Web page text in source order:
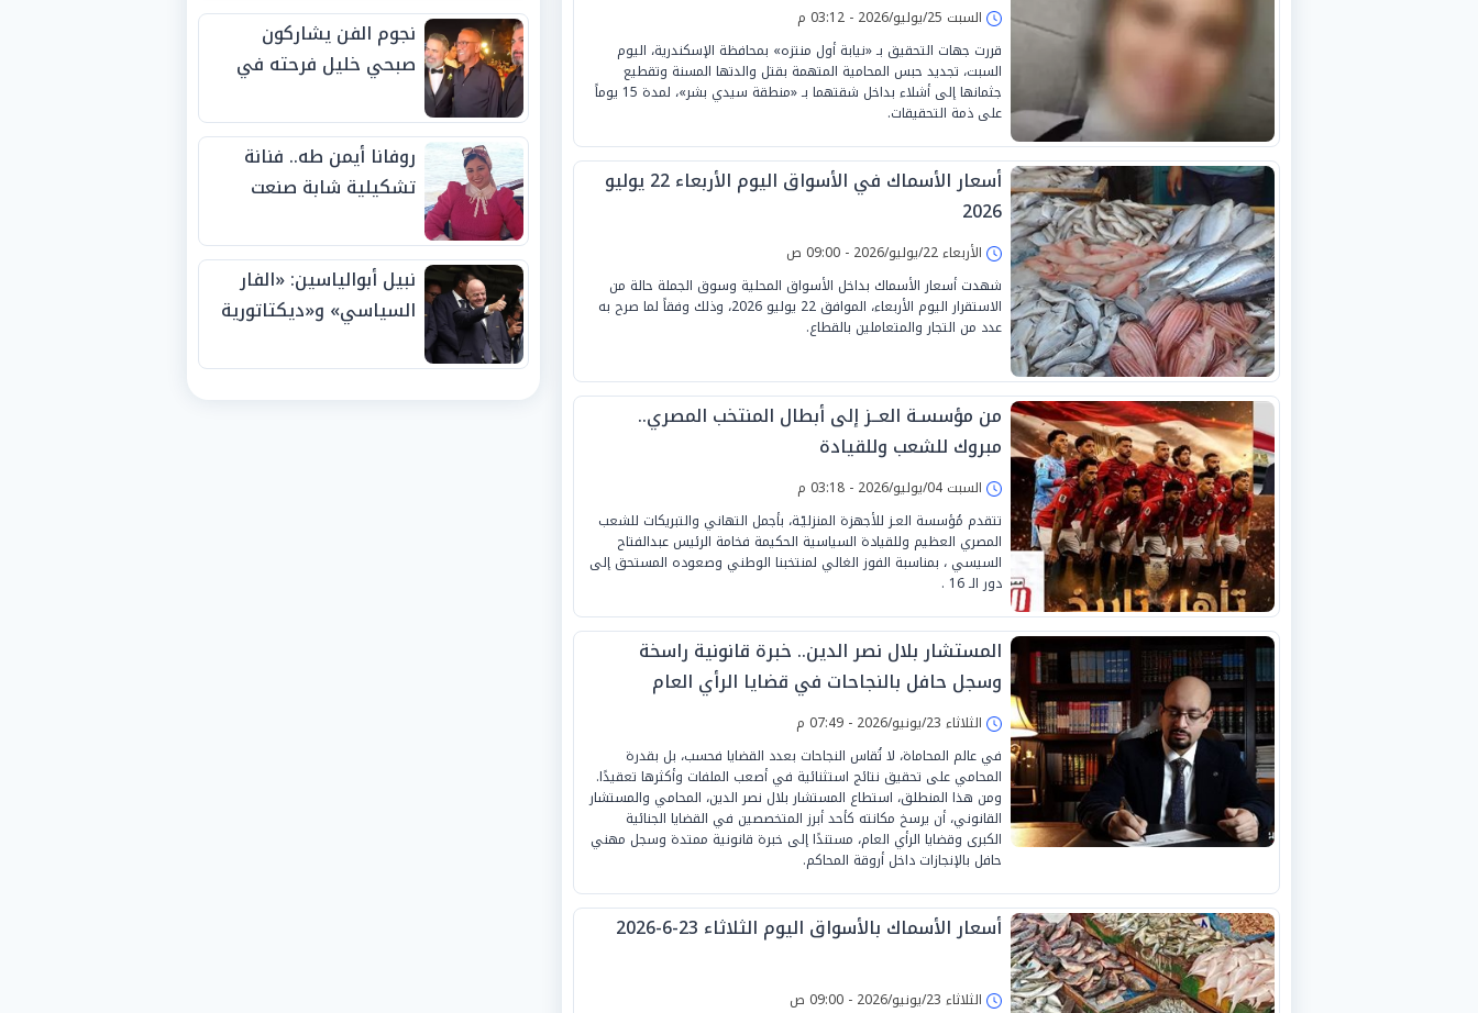
السبت 25/يوليو/2026 - 03:12 م
قررت جهات التحقيق بـ «نيابة أول منتزه» بمحافظة الإسكندرية، اليوم
السبت، تجديد حبس المحامية المتهمة بقتل والدتها المسنة وتقطيع
جثمانها إلى أشلاء بداخل شقتهما بـ «منطقة سيدي بشر»، لمدة 15 يوماً
على ذمة التحقيقات.
أسعار الأسماك في الأسواق اليوم الأربعاء 22 يوليو
2026
الأربعاء 22/يوليو/2026 - 09:00 ص
شهدت أسعار الأسماك بداخل الأسواق المحلية وسوق الجملة حالة من
الاستقرار اليوم الأربعاء، الموافق 22 يوليو 2026، وذلك وفقاً لما صرح به
عدد من التجار والمتعاملين بالقطاع.
من مؤسسـة العــز إلى أبطال المنتخب المصري..
مبروك للشعب وللقيادة
السبت 04/يوليو/2026 - 03:18 م
تتقدم مُؤسسة العـز للأجهزة المنزليّـة، بأجمل التهاني والتبريكات للشعب
المصري العظيم وللقيادة السياسية الحكيمة فخامة الرئيس عبدالفتاح
السيسي ، بمناسبة الفوز الغالي لمنتخبنا الوطني وصعوده المستحق إلى
دور الـ 16 .
المستشار بلال نصر الدين.. خبرة قانونية راسخة
وسجل حافل بالنجاحات في قضايا الرأي العام
الثلاثاء 23/يونيو/2026 - 07:49 م
في عالم المحاماة، لا تُقاس النجاحات بعدد القضايا فحسب، بل بقدرة
المحامي على تحقيق نتائج استثنائية في أصعب الملفات وأكثرها تعقيدًا.
ومن هذا المنطلق، استطاع المستشار بلال نصر الدين، المحامي والمستشار
القانوني، أن يرسخ مكانته كأحد أبرز المتخصصين في القضايا الجنائية
الكبرى وقضايا الرأي العام، مستندًا إلى خبرة قانونية ممتدة وسجل مهني
حافل بالإنجازات داخل أروقة المحاكم.
أسعار الأسماك بالأسواق اليوم الثلاثاء 23-6-2026
الثلاثاء 23/يونيو/2026 - 09:00 ص
نجوم الفن يشاركون
صبحي خليل فرحته في
روفانا أيمن طه.. فنانة
تشكيلية شابة صنعت
الجوائز منذ الصغر
نبيل أبوالياسين: «الفار
السياسي» و«ديكتاتورية
الفيفا».. وإقالة